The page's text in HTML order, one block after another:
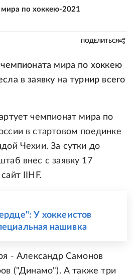
по хоккею-2021
ПОДЕЛИТЬСЯ
чемпионата мира по хоккею
в заявку на турнир всего
чемпионат мира по
в стартовом поединке
Чехии. За сутки до
внес с заявку 17
IIHF.
У хоккеистов
нашивка
- Александр Самонов
("Динамо"). А также три